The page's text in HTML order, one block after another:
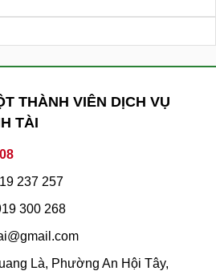
THÀNH VIÊN DỊCH VỤ
TÀI
237 257
300 268
Là, Phường An Hội Tây,